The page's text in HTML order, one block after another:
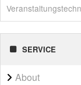
SERVICE
About